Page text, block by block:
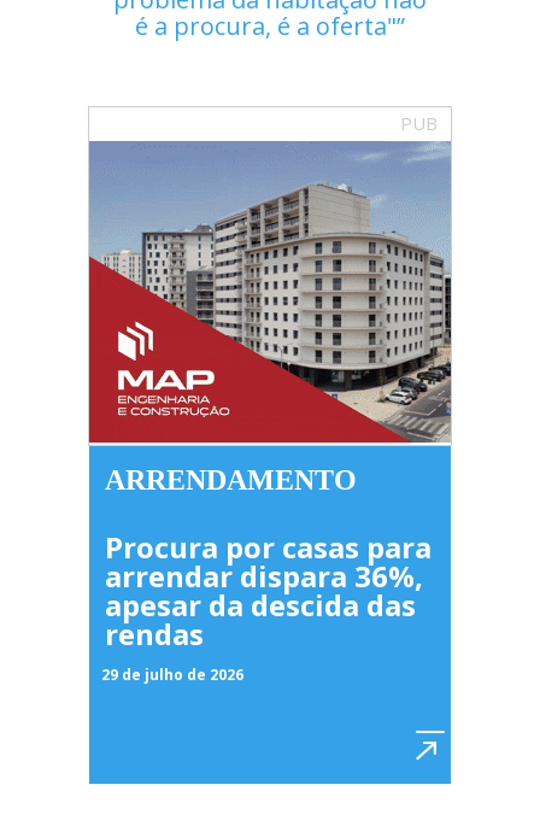
é a procura, é a oferta"
PUB
ARRENDAMENTO
Procura por casas para
arrendar dispara 36%,
apesar da descida das
rendas
29 de julho de 2026